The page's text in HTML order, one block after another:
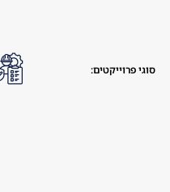
סוגי פרוייקטים: